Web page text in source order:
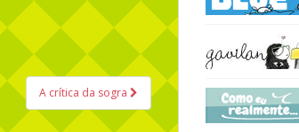
A crítica da sogra